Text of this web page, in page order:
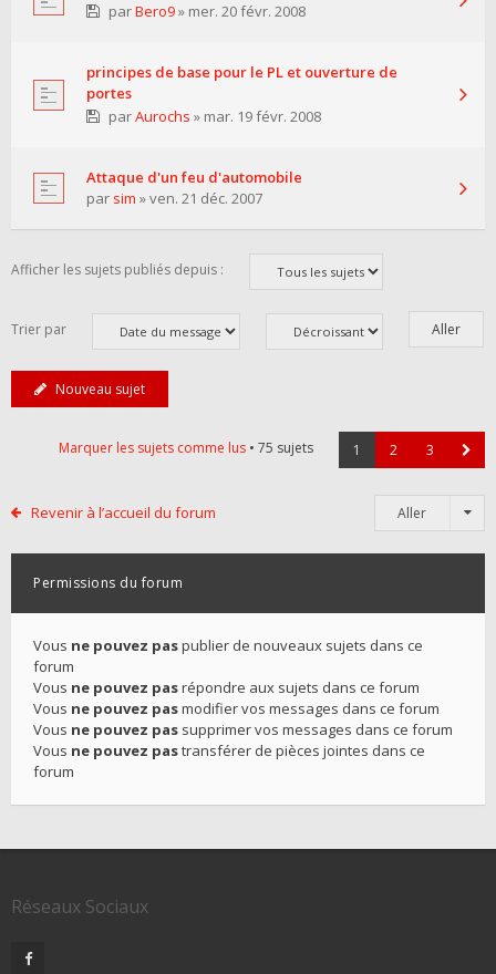
parBero9» mer. 20 févr. 2008
principes de base pour le PL et ouverture de
portes
parAurochs » mar. 19 févr. 2008
Attaque d'un feu d'automobile
par sim » ven. 21 déc. 2007
Afficher les sujets publiés depuis :
Trier par
Nouveau sujet
Marquer les sujets comme lus • 75 sujets 1 2 3
Revenir à l’accueil du forum Aller
Permissions du forum
Vous ne pouvez paspublier de nouveaux sujets dans ce
forum
Vous ne pouvez pasrépondre aux sujets dans ce forum
Vous ne pouvez pasmodifier vos messages dans ce forum
Vous ne pouvez pas supprimer vos messages dans ce forum
Vous ne pouvez pastransférer de pièces jointes dans ce
forum
Réseaux Sociaux